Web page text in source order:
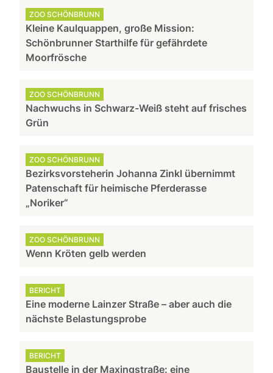
ZOO SCHÖNBRUNN
Kleine Kaulquappen, große Mission:
Schönbrunner Starthilfe für gefährdete
Moorfrösche
ZOO SCHÖNBRUNN
Nachwuchs in Schwarz-Weiß steht auf frisches
Grün
ZOO SCHÖNBRUNN
Bezirksvorsteherin Johanna Zinkl übernimmt
Patenschaft für heimische Pferderasse
„Noriker“
ZOO SCHÖNBRUNN
Wenn Kröten gelb werden
BERICHT
Eine moderne Lainzer Straße – aber auch die
nächste Belastungsprobe
BERICHT
Baustelle in der Maxingstraße: eine